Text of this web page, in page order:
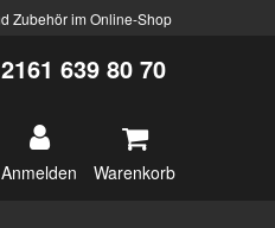
Zubehör im Online-Shop
639 80 70
Anmelden Warenkorb